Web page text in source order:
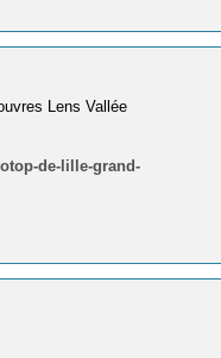
Lens Vallée
de-lille-grand-